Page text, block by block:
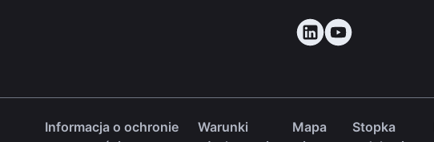
Informacja o ochronie
Warunki
Mapa
Stopka